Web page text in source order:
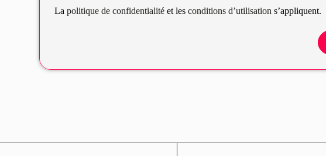
Lapolitique de confidentialité et lesconditions d’utilisations’appliquent.